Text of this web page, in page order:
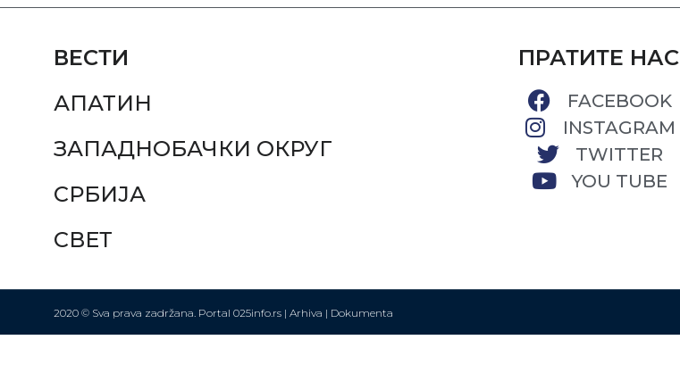
ВЕСТИ
АПАТИН
ЗАПАДНОБАЧКИ ОКРУГ
СРБИЈА
СВЕТ
ПРАТИТЕ НАС
FACEBOOK
INSTAGRAM
TWITTER
YOU TUBE
2020 © Sva prava zadržana. Portal 025info.rs | Arhiva | Dokumenta